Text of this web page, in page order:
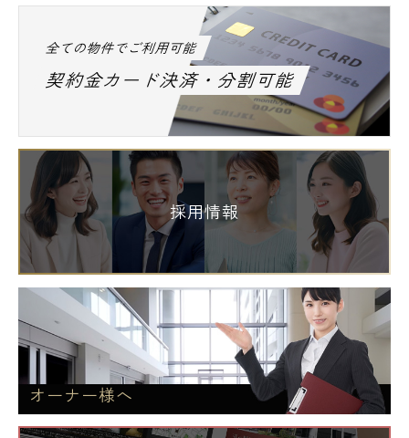
全ての物件でご利用可能
契約金カード決済・分割可能
採用情報
オーナー様へ